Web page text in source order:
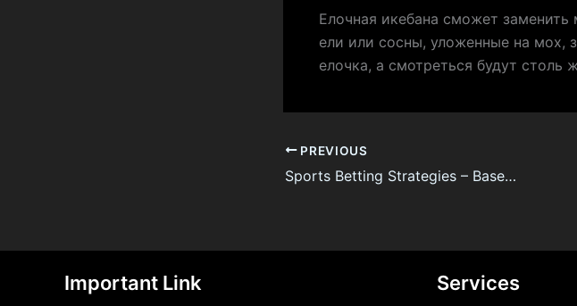
Елочная икебана сможет
ели или сосны, уложенные на мох,
елочка, а смотреться будут столь
PREVIOUS
Sports Betting Strategies – Baseball Gambling System
Important Link Services